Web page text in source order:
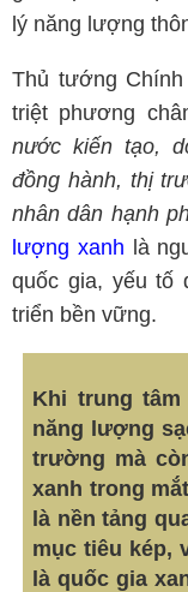
lý năng lượng
Thủ tướng
triệt phương
nước kiến tạo,
đồng hành, thị
nhân dân hạnh
lượng xanh là
quốc gia, yếu tố
triển bền vững.
Khi trung
năng lượng
trường mà
xanh trong
là nền tảng
mục tiêu kép,
là quốc gia